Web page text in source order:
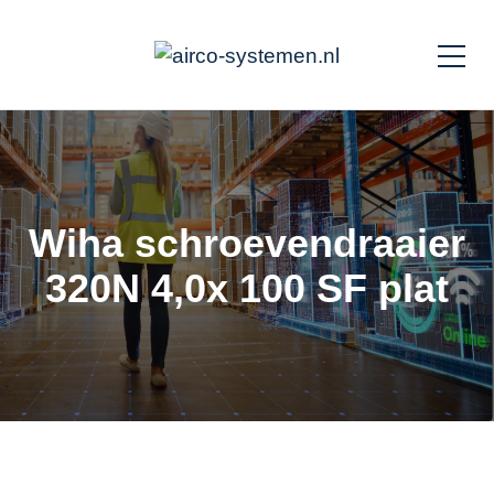
Wiha schroevendraaier
320N 4,0x 100 SF plat